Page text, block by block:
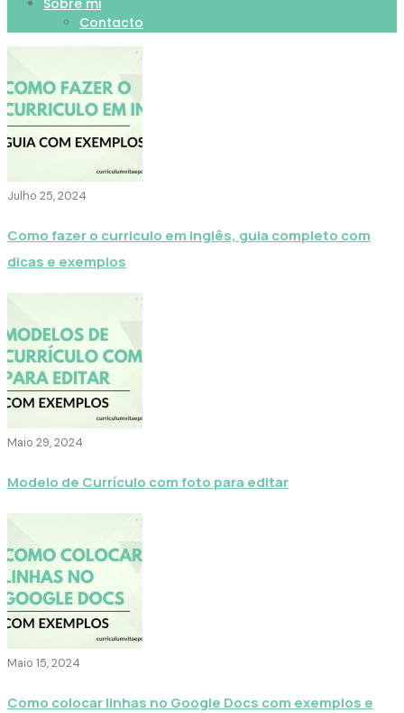
Sobre mi
Contacto
Julho 25, 2024
Como fazer o curriculo em inglês, guia completo com
dicas e exemplos
Maio 29, 2024
Modelo de Currículo com foto para editar
Maio 15, 2024
Como colocar linhas no Google Docs com exemplos e